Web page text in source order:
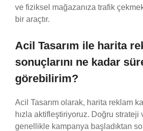
ve fiziksel mağazanıza trafik
bir araçtır.
Acil Tasarım ile harita
sonuçlarını ne kadar
görebilirim?
Acil Tasarım olarak, harita reklam
hızla aktifleştiriyoruz. Doğru strateji
genellikle kampanya başladıktan